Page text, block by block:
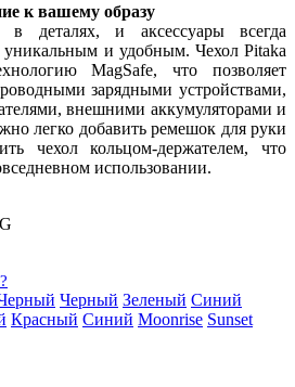
к вашему образу
в деталях, и аксессуары всегда
уникальным и удобным. Чехол Pitaka
MagSafe, что позволяет
зарядными устройствами,
внешними аккумуляторами и
легко добавить ремешок для руки
чехол кольцом-держателем, что
использовании.
Черный Зеленый Синий
Красный Синий Moonrise Sunset